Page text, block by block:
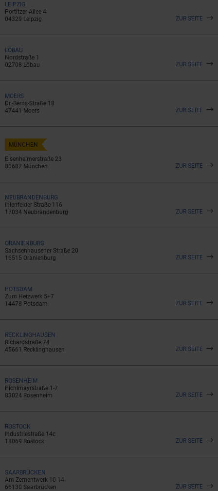
LEIPZIG
Portitzer Allee 4
04329 Leipzig
ZUR SEITE
LÖBAU
Nordstraße 1
02708 Löbau
ZUR SEITE
MOERS
Dr.-Berns-Straße 18
47441 Moers
ZUR SEITE
MÜNCHEN
Elsenheimerstraße 23
80687 München
ZUR SEITE
NEUBRANDENBURG
Ihlenfelder Straße 116
17034 Neubrandenburg
ZUR SEITE
ORANIENBURG
Sachsenhausener Straße 20
16515 Oranienburg
ZUR SEITE
POTSDAM
Zum Heizwerk 5+7
14478 Potsdam
ZUR SEITE
RECKLINGHAUSEN
Richardstraße 74
45661 Recklinghausen
ZUR SEITE
ROSENHEIM
Pichlmayrstraße 1-7
83024 Rosenheim
ZUR SEITE
ROSTOCK
Industriestraße 14c
18069 Rostock
ZUR SEITE
SAARBRÜCKEN
Am Zementwerk 10-14
66130 Saarbrücken
ZUR SEITE